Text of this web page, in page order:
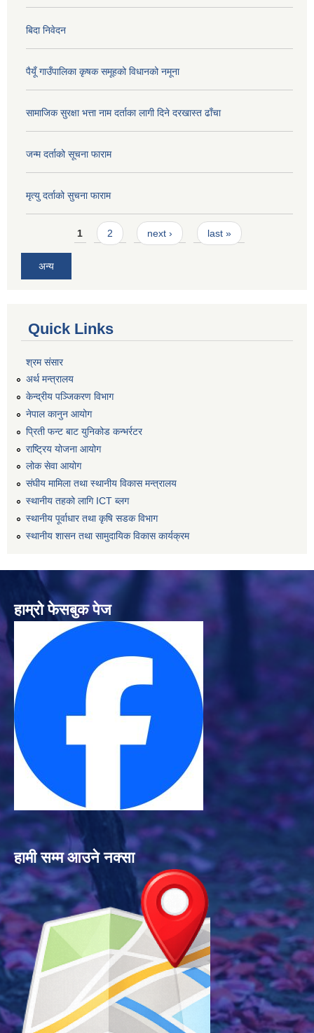
बिदा निवेदन
पैयूँ गाउँपालिका कृषक समूहको विधानको नमूना
सामाजिक सुरक्षा भत्ता नाम दर्ताका लागी दिने दरखास्त ढाँचा
जन्म दर्ताको सूचना फाराम
मृत्यु दर्ताको सुचना फाराम
Pages1 2 next › last »
अन्य
Quick Links
श्रम संसार
अर्थ मन्त्रालय
केन्द्रीय पञ्जिकरण विभाग
नेपाल कानुन आयोग
प्रिती फन्ट बाट युनिकोड कन्भर्रटर
राष्ट्रिय योजना आयोग
लोक सेवा आयोग
संघीय मामिला तथा स्थानीय विकास मन्त्रालय
स्थानीय तहको लागि ICT ब्लग
स्थानीय पूर्वाधार तथा कृषि सडक विभाग
स्थानीय शासन तथा सामुदायिक विकास कार्यक्रम
हाम्रो फेसबुक पेज
हामी सम्म आउने नक्सा